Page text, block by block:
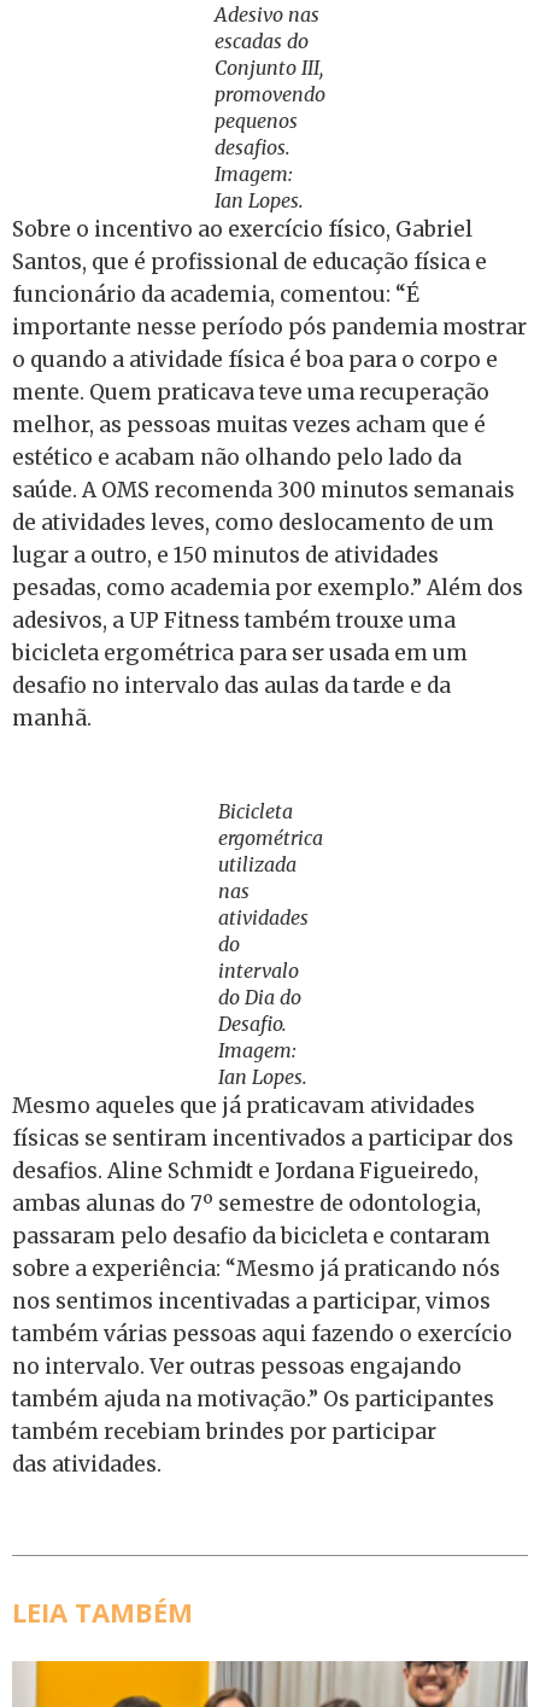
Adesivo nas
escadas do
Conjunto III,
promovendo
pequenos
desafios.
Imagem:
Ian Lopes.
Sobre o incentivo ao exercício físico, Gabriel
Santos, que é profissional de educação física e
funcionário da academia, comentou: “É
importante nesse período pós pandemia mostrar
o quando a atividade física é boa para o corpo e
mente. Quem praticava teve uma recuperação
melhor, as pessoas muitas vezes acham que é
estético e acabam não olhando pelo lado da
saúde. A OMS recomenda 300 minutos semanais
de atividades leves, como deslocamento de um
lugar a outro, e 150 minutos de atividades
pesadas, como academia por exemplo.” Além dos
adesivos, a UP Fitness também trouxe uma
bicicleta ergométrica para ser usada em um
desafio no intervalo das aulas da tarde e da
manhã.
Bicicleta
ergométrica
utilizada
nas
atividades
do
intervalo
do Dia do
Desafio.
Imagem:
Ian Lopes.
Mesmo aqueles que já praticavam atividades
físicas se sentiram incentivados a participar dos
desafios. Aline Schmidt e Jordana Figueiredo,
ambas alunas do 7º semestre de odontologia,
passaram pelo desafio da bicicleta e contaram
sobre a experiência: “Mesmo já praticando nós
nos sentimos incentivadas a participar, vimos
também várias pessoas aqui fazendo o exercício
no intervalo. Ver outras pessoas engajando
também ajuda na motivação.” Os participantes
também recebiam brindes por participar
das atividades.
LEIA TAMBÉM